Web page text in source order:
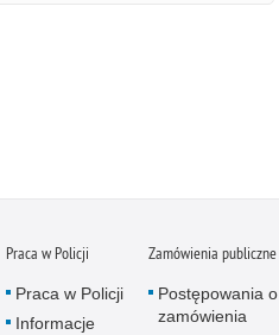
Praca w Policji
Praca w Policji
Informacje
Zamówienia publiczne
Postępowania o
zamówienia